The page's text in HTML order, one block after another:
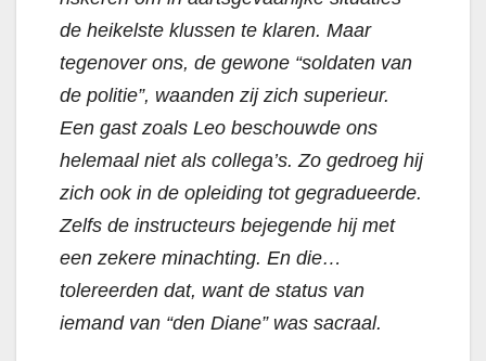
de heikelste klussen te klaren. Maar
tegenover ons, de gewone “soldaten van
de politie”, waanden zij zich superieur.
Een gast zoals Leo beschouwde ons
helemaal niet als collega’s. Zo gedroeg hij
zich ook in de opleiding tot gegradueerde.
Zelfs de instructeurs bejegende hij met
een zekere minachting. En die…
tolereerden dat, want de status van
iemand van “den Diane” was sacraal.